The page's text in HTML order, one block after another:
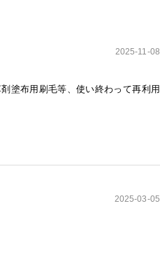
2025-11-08
塗布用刷毛等、使い終わって再利用
2025-03-05